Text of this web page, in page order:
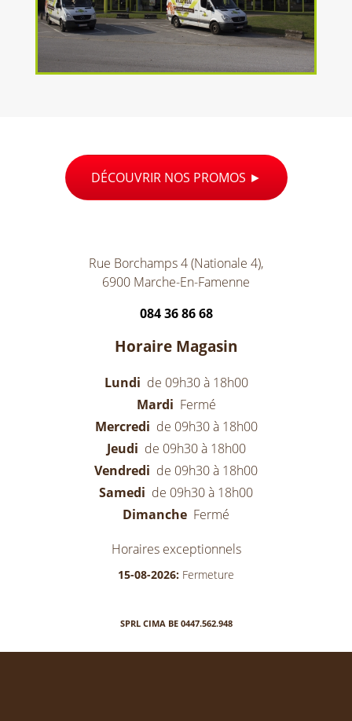
DÉCOUVRIR NOS PROMOS
Rue Borchamps 4 (Nationale 4),
6900 Marche-En-Famenne
084 36 86 68
Horaire Magasin
Lundi de 09h30 à 18h00
Mardi Fermé
Mercredi de 09h30 à 18h00
Jeudi de 09h30 à 18h00
Vendredi de 09h30 à 18h00
Samedi de 09h30 à 18h00
Dimanche Fermé
Horaires exceptionnels
15-08-2026: Fermeture
SPRL CIMA BE 0447.562.948